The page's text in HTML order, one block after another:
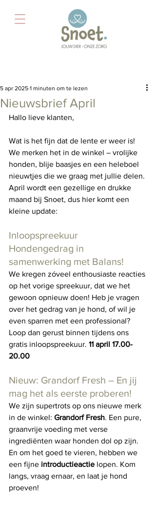
Nieuwsbrief April
5 apr 2025 1 minuten om te lezen
Hallo lieve klanten,
Wat is het fijn dat de lente er weer is!
We merken het in de winkel – vrolijke
honden, blije baasjes en een heleboel
nieuwtjes die we graag met jullie delen.
April wordt een gezellige en drukke
maand bij Snoet, dus hier komt een
kleine update:
Inloopspreekuur
Hondengedrag in
samenwerking met Balans!
We kregen zóveel enthousiaste reacties
op het vorige spreekuur, dat we het
gewoon opnieuw doen! Heb je vragen
over het gedrag van je hond, of wil je
even sparren met een professional?
Loop dan gerust binnen tijdens ons
gratis inloopspreekuur. 11 april 17.00-
20.00
Nieuw: Grandorf Fresh – En jij
mag het als eerste proberen!
We zijn supertrots op ons nieuwe merk
in de winkel: Grandorf Fresh. Een pure,
graanvrije voeding met verse
ingrediënten waar honden dol op zijn.
En om het goed te vieren, hebben we
een fijne introductieactie lopen. Kom
langs, vraag ernaar, en laat je hond
proeven!